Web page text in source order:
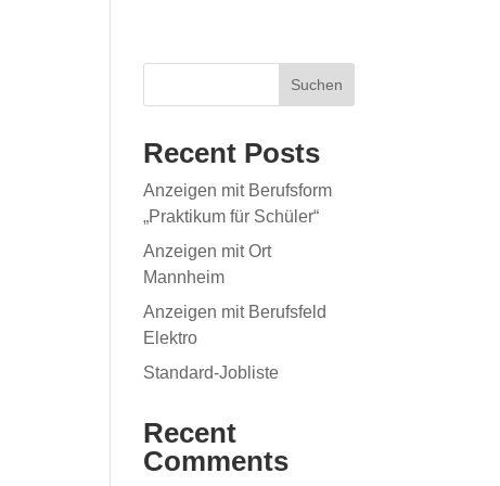
Suchen
Recent Posts
Anzeigen mit Berufsform
„Praktikum für Schüler“
Anzeigen mit Ort
Mannheim
Anzeigen mit Berufsfeld
Elektro
Standard-Jobliste
Recent
Comments